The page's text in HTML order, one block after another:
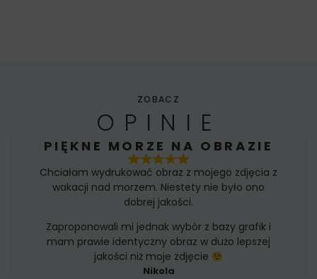
ZOBACZ
OPINIE
PIĘKNE MORZE NA OBRAZIE
Chciałam wydrukować obraz z mojego zdjęcia z
wakacji nad morzem. Niestety nie było ono
dobrej jakości.
Zaproponowali mi jednak wybór z bazy grafik i
mam prawie identyczny obraz w dużo lepszej
jakości niż moje zdjęcie
Nikola